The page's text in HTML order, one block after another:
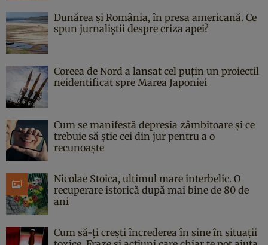
Dunărea și România, în presa americană. Ce
spun jurnaliștii despre criza apei?
Coreea de Nord a lansat cel puțin un proiectil
neidentificat spre Marea Japoniei
Cum se manifestă depresia zâmbitoare și ce
trebuie să știe cei din jur pentru a o
recunoaște
Nicolae Stoica, ultimul mare interbelic. O
recuperare istorică după mai bine de 80 de
ani
Cum să-ți crești încrederea în sine în situații